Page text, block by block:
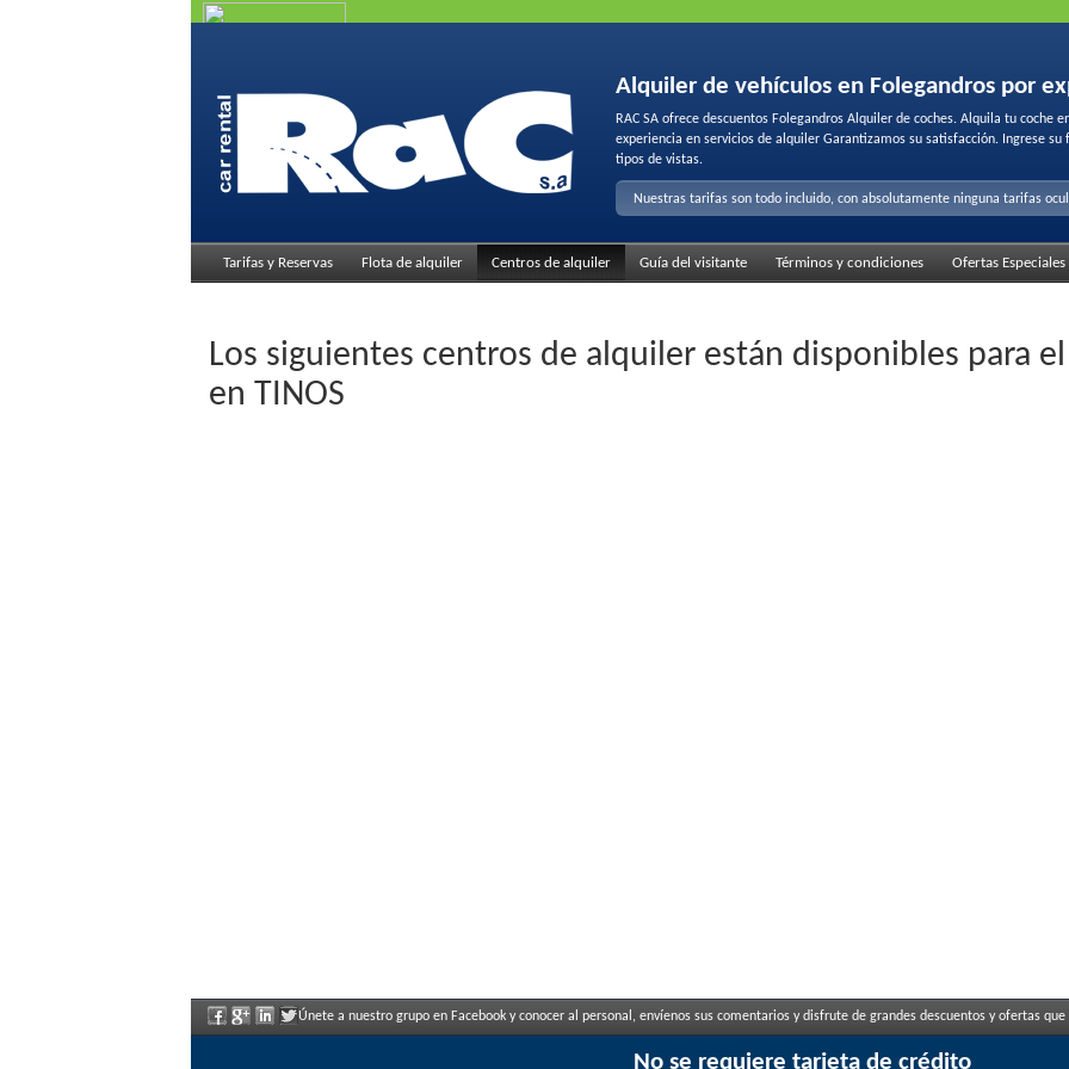
Alquiler de cocheen Folegandros con RAC SA y disfrute de precios insuperables servicio amable y flota de alquiler de calidad Reserve en línea
tarjeta de crédito
Alquiler de vehículos en Folegandros por
RAC SA ofrece descuentos Folegandros Alquiler de coches. Alquila tu coche
experiencia en servicios de alquiler Garantizamos su satisfacción. Ingrese
tipos de vistas.
Nuestras tarifas son todo incluido, con absolutamente ninguna tarifas
Tarifas y Reservas Flota de alquiler Centros de alquiler Guía del visitante Términos y condiciones Ofertas Especiales
Los siguientes centros de alquiler están disponibles para
en TINOS
Únete a nuestro grupo en Facebook y conocer al personal, envíenos sus comentarios y disfrute de grandes descuentos y ofertas
No se requiere tarjeta de crédito